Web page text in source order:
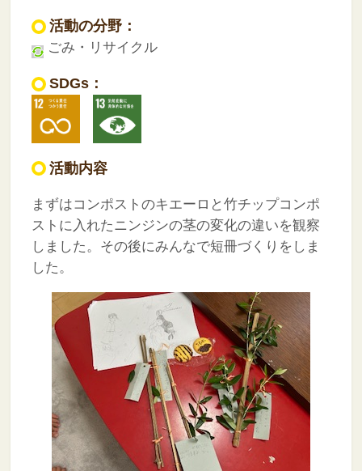
活動の分野：
ごみ・リサイクル
SDGs：
活動内容
まずはコンポストのキエーロと竹チップコンポ
ストに入れたニンジンの茎の変化の違いを観察
しました。その後にみんなで短冊づくりをしま
した。